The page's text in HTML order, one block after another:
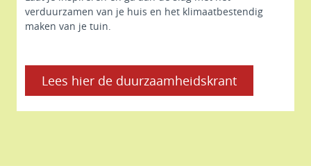
verduurzamen van je huis en het klimaatbestendig
maken van je tuin.
Lees hier de duurzaamheidskrant